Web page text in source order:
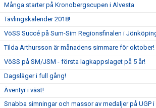
Många starter på Kronobergscupen i Alvesta
Tävlingskalender 2018!
VöSS Succé på Sum-Sim Regionsfinalen i
Tilda Arthursson är månadens simmare för oktober!
VöSS på SM/JSM - första lagkappslaget på 5 år!
Dagsläger i full gång!
Äventyr i väst!
Snabba simningar och massor av medaljer på UGP i